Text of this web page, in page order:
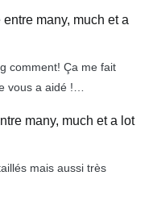
entre many, much et a
comment! Ça me fait
vous a aidé !…
many, much et a lot
mais aussi très